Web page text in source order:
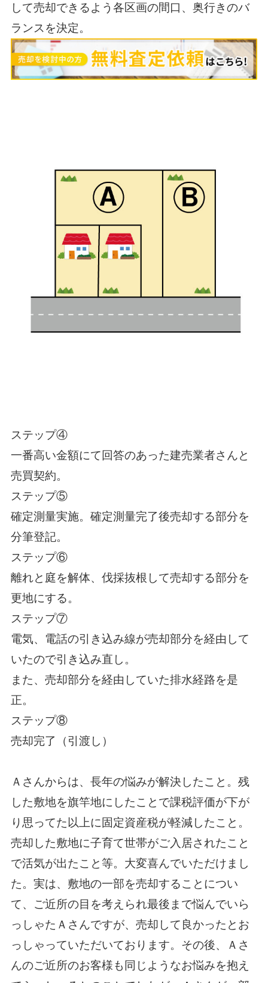
して売却できるよう各区画の間口、奥行きのバ
ランスを決定。
ステップ④
一番高い金額にて回答のあった建売業者さんと
売買契約。
ステップ⑤
確定測量実施。確定測量完了後売却する部分を
分筆登記。
ステップ⑥
離れと庭を解体、伐採抜根して売却する部分を
更地にする。
ステップ⑦
電気、電話の引き込み線が売却部分を経由して
いたので引き込み直し。
また、売却部分を経由していた排水経路を是
正。
ステップ⑧
売却完了（引渡し）
Ａさんからは、長年の悩みが解決したこと。残
した敷地を旗竿地にしたことで課税評価が下が
り思ってた以上に固定資産税が軽減したこと。
売却した敷地に子育て世帯がご入居されたこと
で活気が出たこと等。大変喜んでいただけまし
た。実は、敷地の一部を売却することについ
て、ご近所の目を考えられ最後まで悩んでいら
っしゃたＡさんですが、売却して良かったとお
っしゃっていただいております。その後、Ａさ
んのご近所のお客様も同じようなお悩みを抱え